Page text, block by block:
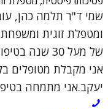
ומטפלת זוגית
של מעל 30
אני מקבלת מטופלים
יעקב.אני מתמחה